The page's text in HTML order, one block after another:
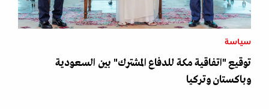
سياسة
توقيع "اتفاقية مكة للدفاع المشترك" بين السعودية
وباكستان وتركيا